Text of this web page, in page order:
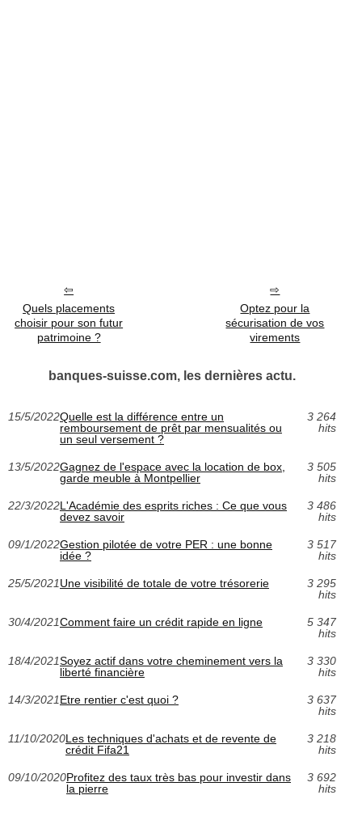
Quels placements
choisir pour son futur
patrimoine ?
Optez pour la
sécurisation de vos
virements
banques-suisse.com, les dernières actu.
15/5/2022Quelle est la différence entre un
remboursement de prêt par mensualités ou
un seul versement ?
3 264
hits
13/5/2022Gagnez de l'espace avec la location de box,
garde meuble à Montpellier
3 505
hits
22/3/2022L'Académie des esprits riches : Ce que vous
devez savoir
3 486
hits
09/1/2022Gestion pilotée de votre PER : une bonne
idée ?
3 517
hits
25/5/2021Une visibilité de totale de votre trésorerie
3 295
hits
30/4/2021Comment faire un crédit rapide en ligne
5 347
hits
18/4/2021Soyez actif dans votre cheminement vers la
liberté financière
3 330
hits
14/3/2021Etre rentier c'est quoi ?
3 637
hits
11/10/2020Les techniques d'achats et de revente de
crédit Fifa21
3 218
hits
09/10/2020Profitez des taux très bas pour investir dans
la pierre
3 692
hits